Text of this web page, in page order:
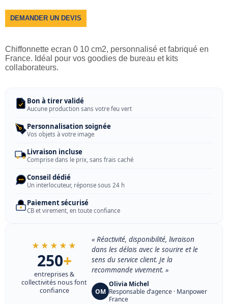
DEMANDER UN DEVIS
Chiffonnette ecran 0 10 cm2, personnalisé et fabriqué en
France. Idéal pour vos goodies de bureau et kits
collaborateurs.
Bon à tirer validé
Aucune production sans votre feu vert
Personnalisation soignée
Vos objets à votre image
Livraison incluse
Comprise dans le prix, sans frais caché
Conseil dédié
Un interlocuteur, réponse sous 24 h
Paiement sécurisé
CB et virement, en toute confiance
★★★★★
250+
entreprises &
collectivités nous font
confiance
« Réactivité, disponibilité, livraison
dans les délais avec le sourire et le
sens du service client. Je la
recommande vivement. »
OM
Olivia Michel
Responsable d’agence · Manpower
France